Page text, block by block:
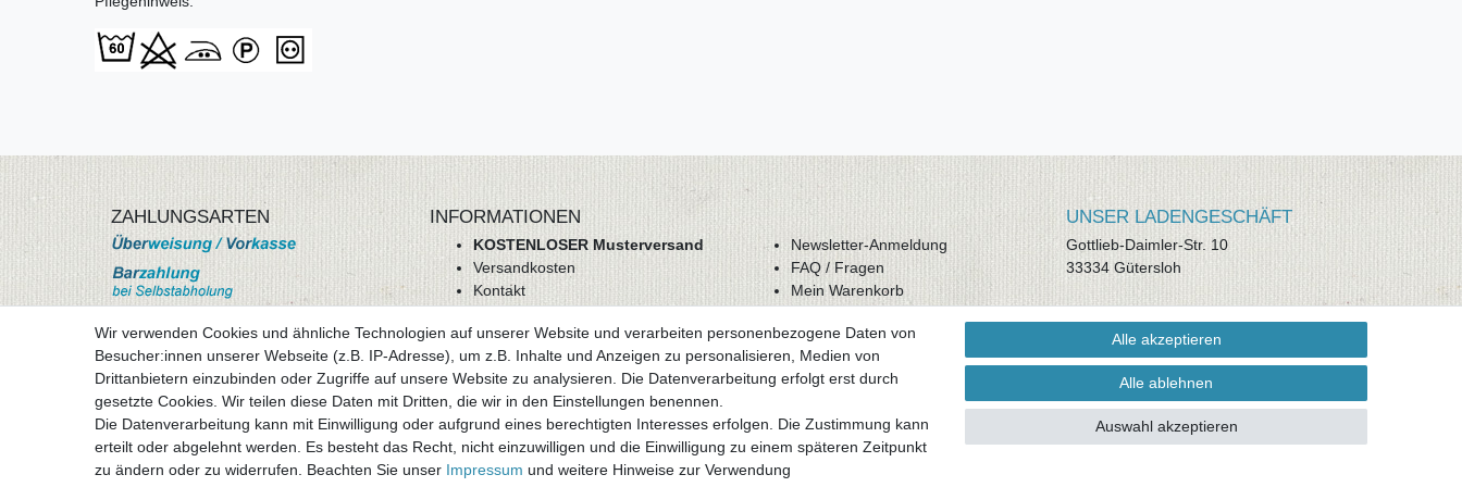
ZAHLUNGSARTEN
mehr Informationen
Besuchen sie uns auf
INFORMATIONEN
KOSTENLOSER Musterversand
Versandkosten
Kontakt
AGB
Datenschutz
Impressum
Vertrag widerrufen
Newsletter-Anmeldung
FAQ / Fragen
Mein Warenkorb
Mein Konto
UNSER LADENGESCHÄFT
Gottlieb-Daimler-Str. 10
33334 Gütersloh
ÖFFNUNGSZEITEN
Montag - Dienstag: 8.00 - 18.00 Uhr,
Mittwoch Ruhetag, Donnerstag: 8.00 -
18.00 Uhr, Freitag 8.00 - 14.00 Uhr
KUNDENSERVICE
Wir verwenden Cookies und ähnliche Technologien auf unserer Website und verarbeiten personenbezogene Daten von
Besucher:innen unserer Webseite (z.B. IP-Adresse), um z.B. Inhalte und Anzeigen zu personalisieren, Medien von
Drittanbietern einzubinden oder Zugriffe auf unsere Website zu analysieren. Die Datenverarbeitung erfolgt erst durch
gesetzte Cookies. Wir teilen diese Daten mit Dritten, die wir in den Einstellungen benennen.
Die Datenverarbeitung kann mit Einwilligung oder aufgrund eines berechtigten Interesses erfolgen. Die Zustimmung kann
erteilt oder abgelehnt werden. Es besteht das Recht, nicht einzuwilligen und die Einwilligung zu einem späteren Zeitpunkt
zu ändern oder zu widerrufen. Beachten Sie unser Impressum und weitere Hinweise zur Verwendung
Alle akzeptieren
Alle ablehnen
Auswahl akzeptieren